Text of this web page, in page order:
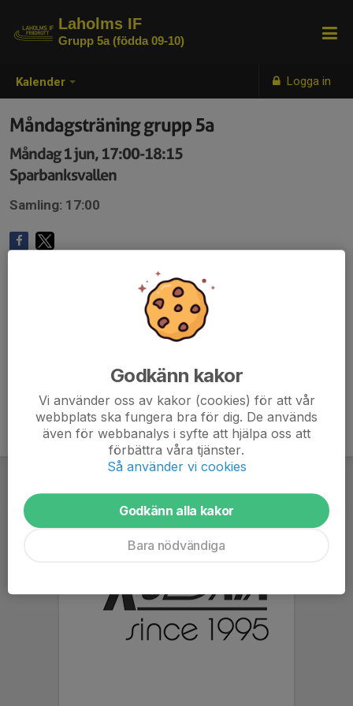
Kalender Logga in
Laholms IF
Grupp 5a (födda 09-10)
Måndagsträning grupp 5a
Måndag 1 jun, 17:00-18:15
Sparbanksvallen
Samling: 17:00
Godkänn kakor
Vi använder oss av kakor (cookies) för att vår
webbplats ska fungera bra för dig. De används
även för webbanalys i syfte att hjälpa oss att
förbättra våra tjänster.
Så använder vi cookies
Godkänn alla kakor
Bara nödvändiga